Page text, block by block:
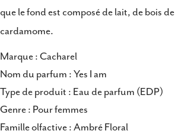
que le fond est composé de lait, de bois
cardamome.
Marque : Cacharel
Nom du parfum : Yes I am
Type de produit : Eau de parfum (EDP)
Genre : Pour femmes
Famille olfactive : Ambré Floral